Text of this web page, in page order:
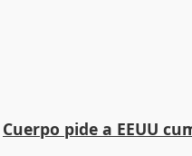
Cuerpo pide a EEUU